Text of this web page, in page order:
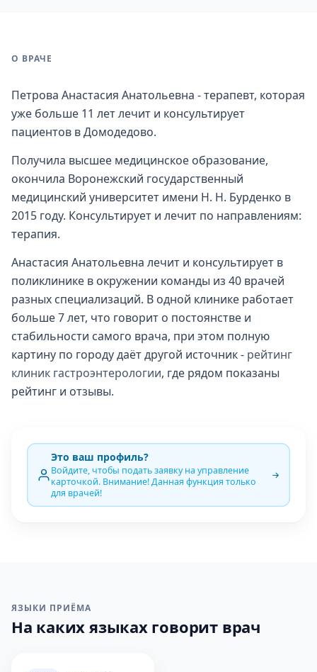
О ВРАЧЕ
Петрова Анастасия Анатольевна - терапевт, которая
уже больше 11 лет лечит и консультирует
пациентов в Домодедово.
Получила высшее медицинское образование,
окончила Воронежский государственный
медицинский университет имени Н. Н. Бурденко в
2015 году. Консультирует и лечит по направлениям:
терапия.
Анастасия Анатольевна лечит и консультирует в
поликлинике в окружении команды из 40 врачей
разных специализаций. В одной клинике работает
больше 7 лет, что говорит о постоянстве и
стабильности самого врача, при этом полную
картину по городу даёт другой источник - рейтинг
клиник гастроэнтерологии, где рядом показаны
рейтинг и отзывы.
Это ваш профиль?
Войдите, чтобы подать заявку на управление
карточкой. Внимание! Данная функция только
для врачей!
ЯЗЫКИ ПРИЁМА
На каких языках говорит врач